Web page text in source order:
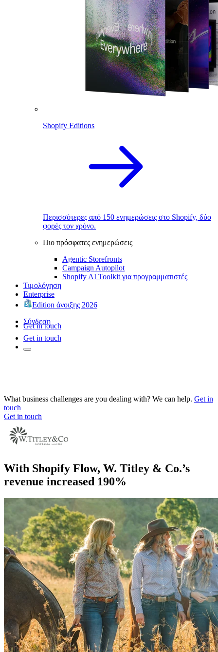
Shopify Editions
Περισσότερες από 150 ενημερώσεις στο Shopify, δύο
φορές τον χρόνο.
Πιο πρόσφατες ενημερώσεις
Agentic Storefronts
Campaign Autopilot
Shopify AI Toolkit για προγραμματιστές
Τιμολόγηση
Enterprise
Edition άνοιξης 2026
Σύνδεση
Get in touch
Get in touch
What business challenges are you dealing with? We can help. Get in
touch
Get in touch
With Shopify Flow, W. Titley & Co.’s
revenue increased 190%